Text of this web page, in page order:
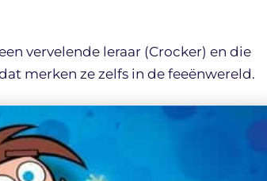
vervelende leraar (Crocker) en die
merken ze zelfs in de feeënwereld.